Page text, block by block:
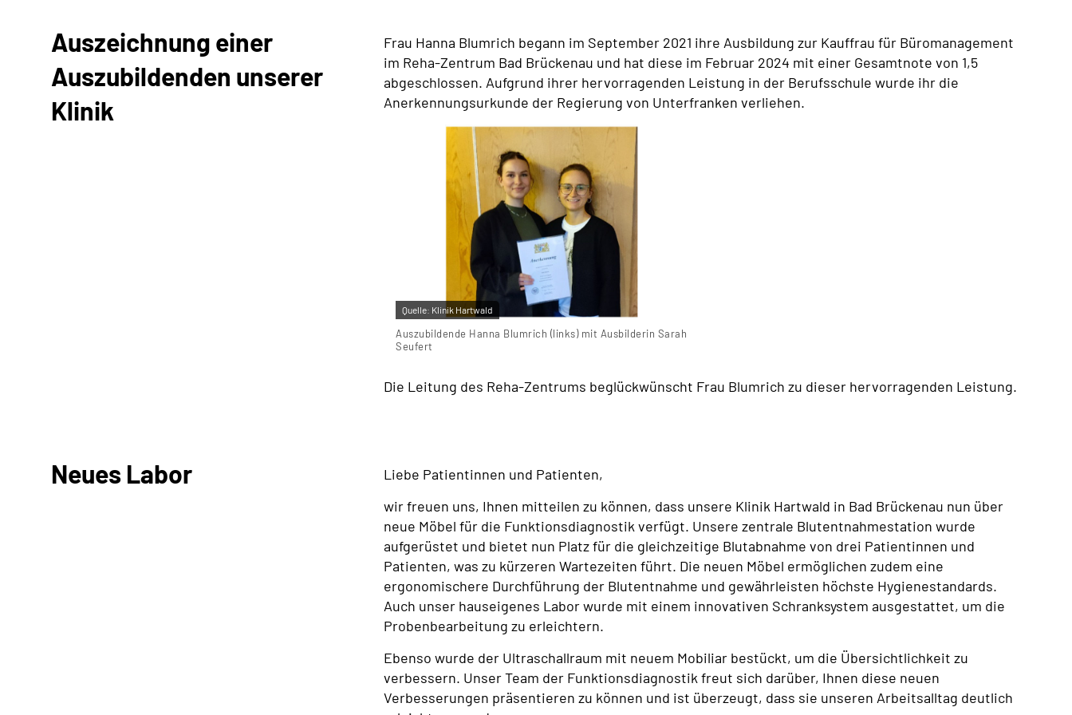
Auszeichnung einer
Auszubildenden unserer
Klinik
Frau Hanna Blumrich begann im September 2021 ihre Ausbildung zur Kauffrau für Büromanagement
im Reha-Zentrum Bad Brückenau und hat diese im Februar 2024 mit einer Gesamtnote von 1,5
abgeschlossen. Aufgrund ihrer hervorragenden Leistung in der Berufsschule wurde ihr die
Anerkennungsurkunde der Regierung von Unterfranken verliehen.
Quelle: Klinik Hartwald
Auszubildende Hanna Blumrich (links) mit Ausbilderin Sarah
Seufert
Die Leitung des Reha-Zentrums beglückwünscht Frau Blumrich zu dieser hervorragenden Leistung.
Neues Labor
Liebe Patientinnen und Patienten,
wir freuen uns, Ihnen mitteilen zu können, dass unsere Klinik Hartwald in Bad Brückenau nun über
neue Möbel für die Funktionsdiagnostik verfügt. Unsere zentrale Blutentnahmestation wurde
aufgerüstet und bietet nun Platz für die gleichzeitige Blutabnahme von drei Patientinnen und
Patienten, was zu kürzeren Wartezeiten führt. Die neuen Möbel ermöglichen zudem eine
ergonomischere Durchführung der Blutentnahme und gewährleisten höchste Hygienestandards.
Auch unser hauseigenes Labor wurde mit einem innovativen Schranksystem ausgestattet, um die
Probenbearbeitung zu erleichtern.
Ebenso wurde der Ultraschallraum mit neuem Mobiliar bestückt, um die Übersichtlichkeit zu
verbessern. Unser Team der Funktionsdiagnostik freut sich darüber, Ihnen diese neuen
Verbesserungen präsentieren zu können und ist überzeugt, dass sie unseren Arbeitsalltag deutlich